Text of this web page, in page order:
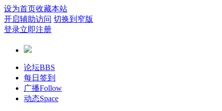
设为首页收藏本站
开启辅助访问 切换到窄版
登录立即注册
论坛BBS
每日签到
广播Follow
动态Space